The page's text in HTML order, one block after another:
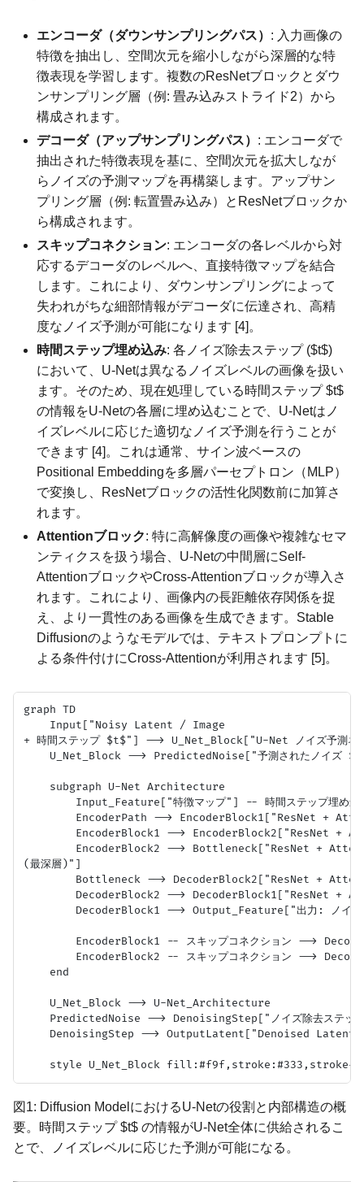
エンコーダ（ダウンサンプリングパス） : 入力画像の
特徴を抽出し、空間次元を縮小しながら深層的な特
徴表現を学習します。複数のResNetブロックとダウ
ンサンプリング層（例: 畳み込みストライド2）から
構成されます。
デコーダ（アップサンプリングパス） : エンコーダで
抽出された特徴表現を基に、空間次元を拡大しなが
らノイズの予測マップを再構築します。アップサン
プリング層（例: 転置畳み込み）とResNetブロックか
ら構成されます。
スキップコネクション: エンコーダの各レベルから対
応するデコーダのレベルへ、直接特徴マップを結合
します。これにより、ダウンサンプリングによって
失われがちな細部情報がデコーダに伝達され、高精
度なノイズ予測が可能になります [4]。
時間ステップ埋め込み: 各ノイズ除去ステップ ($t$)
において、U-Netは異なるノイズレベルの画像を扱い
ます。そのため、現在処理している時間ステップ $t$
の情報をU-Netの各層に埋め込むことで、U-Netはノ
イズレベルに応じた適切なノイズ予測を行うことが
できます [4]。これは通常、サイン波ベースの
Positional Embeddingを多層パーセプトロン（MLP）
で変換し、ResNetブロックの活性化関数前に加算さ
れます。
Attentionブロック: 特に高解像度の画像や複雑なセマ
ンティクスを扱う場合、U-Netの中間層にSelf-
AttentionブロックやCross-Attentionブロックが導入さ
れます。これにより、画像内の長距離依存関係を捉
え、より一貫性のある画像を生成できます。Stable
Diffusionのようなモデルでは、テキストプロンプトに
よる条件付けにCross-Attentionが利用されます [5]。
graph TD
    Input["Noisy Latent / Image
+ 時間ステップ $t$"] --> U_Net_Block["U-Net ノイズ予測ネ
U_Net_Block --> PredictedNoise["予測されたノイズ
    subgraph U-Net Architecture
Input_Feature["特徴マップ"] -- 時間ステップ埋め
EncoderPath --> EncoderBlock1["ResNet +
EncoderBlock1 --> EncoderBlock2["ResNet +
EncoderBlock2 --> Bottleneck["ResNet +
(最深層)"]
Bottleneck --> DecoderBlock2["ResNet +
DecoderBlock2 --> DecoderBlock1["ResNet +
DecoderBlock1 --> Output_Feature["出力: ノイズ
EncoderBlock1 -- スキップコネクション -->
EncoderBlock2 -- スキップコネクション -->
    end
    U_Net_Block --> U-Net_Architecture
PredictedNoise --> DenoisingStep["ノイズ除去ステッ
DenoisingStep --> OutputLatent["Denoised Latent
図1: Diffusion ModelにおけるU-Netの役割と内部構造の概
要。時間ステップ $t$ の情報がU-Net全体に供給されるこ
とで、ノイズレベルに応じた予測が可能になる。